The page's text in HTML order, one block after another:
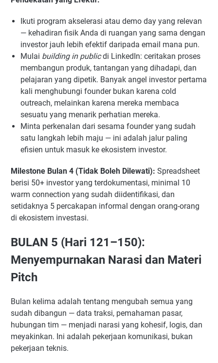
Ikuti program akselerasi atau demo day yang relevan
— kehadiran fisik Anda di ruangan yang sama dengan
investor jauh lebih efektif daripada email mana pun.
Mulai building in publicdi LinkedIn: ceritakan proses
membangun produk, tantangan yang dihadapi, dan
pelajaran yang dipetik. Banyak angel investor pertama
kali menghubungi founder bukan karena cold
outreach, melainkan karena mereka membaca
sesuatu yang menarik perhatian mereka.
Minta perkenalan dari sesama founder yang sudah
satu langkah lebih maju — ini adalah jalur paling
efisien untuk masuk ke ekosistem investor.
Milestone Bulan 4 (Tidak Boleh Dilewati): Spreadsheet
berisi 50+ investor yang terdokumentasi, minimal 10
warm connection yang sudah diidentifikasi, dan
setidaknya 5 percakapan informal dengan orang-orang
di ekosistem investasi.
BULAN 5 (Hari 121–150):
Menyempurnakan Narasi dan Materi
Pitch
Bulan kelima adalah tentang mengubah semua yang
sudah dibangun — data traksi, pemahaman pasar,
hubungan tim — menjadi narasi yang kohesif, logis, dan
meyakinkan. Ini adalah pekerjaan komunikasi, bukan
pekerjaan teknis.